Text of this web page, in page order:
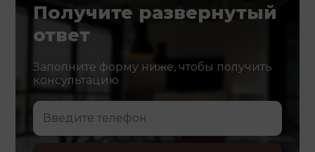
Получите развернутый
ответ
Заполните форму ниже, чтобы получить
консультацию